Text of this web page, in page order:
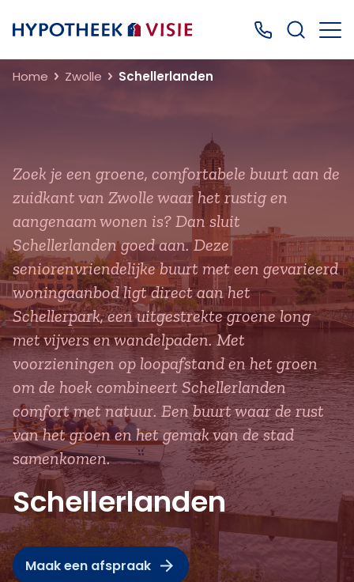
Terug naar home Bel ons: 0499
Home Zwolle Schellerlanden
Zoek je een groene, comfortabele buurt aan de
zuidkant van Zwolle waar het rustig en
aangenaam wonen is? Dan sluit
Schellerlanden goed aan. Deze
seniorenvriendelijke buurt met een gevarieerd
woningaanbod ligt direct aan het
Schellerpark, een uitgestrekte groene long
met vijvers en wandelpaden. Met
voorzieningen op loopafstand en het groen
om de hoek combineert Schellerlanden
comfort met natuur. Een buurt waar de rust
van het groen en het gemak van de stad
samenkomen.
Schellerlanden
Maak een afspraak